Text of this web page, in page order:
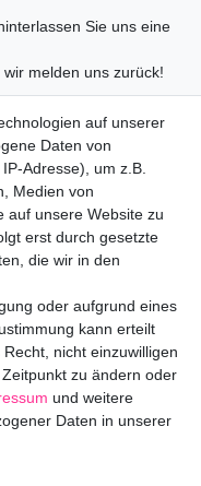
Sie uns eine
melden uns zurück!
info@bloomboxer.net
AGB
auf unserer
Daten von
Adresse), um z.B.
Medien von
auf unsere Website zu
erst durch gesetzte
die wir in den
oder aufgrund eines
kann erteilt
nicht einzuwilligen
zu ändern oder
und weitere
Daten in unserer